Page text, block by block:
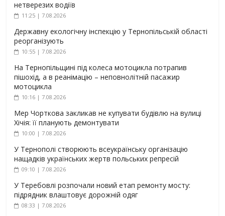
нетверезих водіїв
11:25 | 7.08.2026
Державну екологічну інспекцію у Тернопільській області
реорганізують
10:55 | 7.08.2026
На Тернопільщині під колеса мотоцикла потрапив
пішохід, а в реанімацію – неповнолітній пасажир
мотоцикла
10:16 | 7.08.2026
Мер Чорткова закликав не купувати будівлю на вулиці
Хічія: її планують демонтувати
10:00 | 7.08.2026
У Тернополі створюють всеукраїнську організацію
нащадків українських жертв польських репресій
09:10 | 7.08.2026
У Теребовлі розпочали новий етап ремонту мосту:
підрядник влаштовує дорожній одяг
08:33 | 7.08.2026